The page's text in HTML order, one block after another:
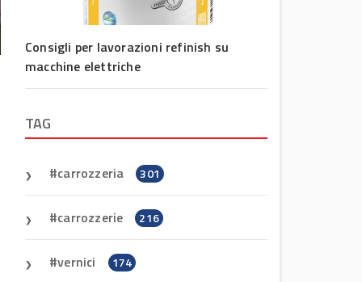
Consigli per lavorazioni refinish su
macchine elettriche
TAG
carrozzeria 301
carrozzerie 216
vernici 174